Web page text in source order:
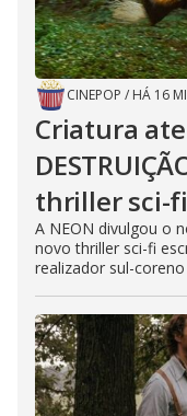
CINEPOP / HÁ 16
Criatura
thriller sci-fi
A NEON divulgou o
novo thriller sci-fi
realizador sul-coreno